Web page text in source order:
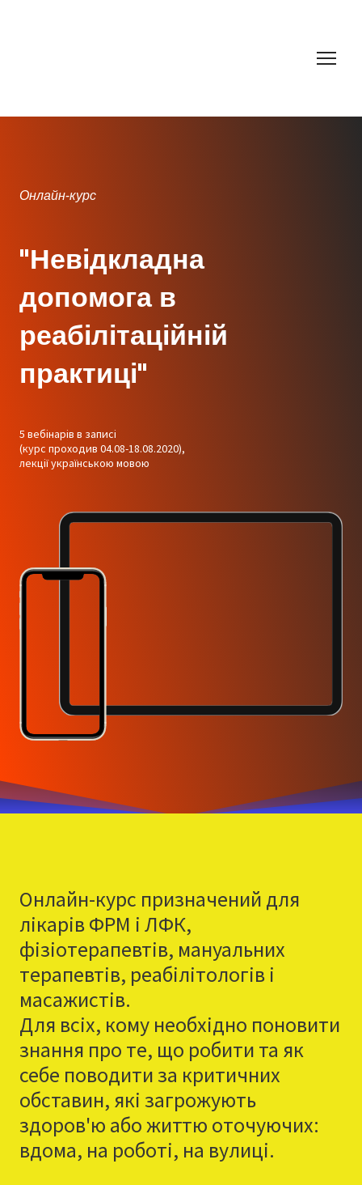
Онлайн-курс
"Невідкладна
допомога в
реабілітаційній
практиці"
5 вебінарів в записі
(курс проходив 04.08-18.08.2020),
лекції українською мовою
Онлайн-курс призначений для
лікарів ФРМ і ЛФК,
фізіотерапевтів, мануальних
терапевтів, реабілітологів і
масажистів.
Для всіх, кому необхідно поновити
знання про те, що робити та як
себе поводити за критичних
обставин, які загрожують
здоров'ю або життю оточуючих:
вдома, на роботі, на вулиці.